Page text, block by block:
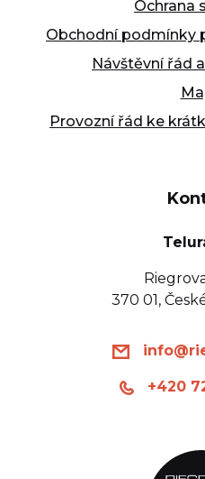
Ochrana
Obchodní podmínky
Návštěvní řád
Provozní řád ke
370 01,
+420